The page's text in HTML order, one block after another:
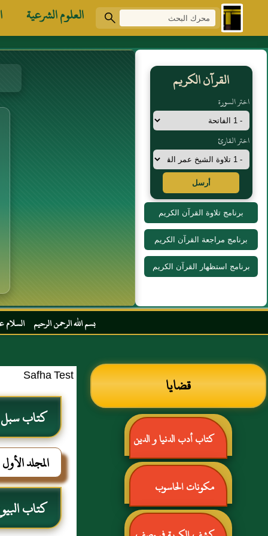
العلوم الشرعية
القرآن الكريم
اختر السورة
اختر القارئ
أرسل
برنامج تلاوة القرآن الكريم
برنامج مراجعة القرآن الكريم
برنامج استظهار القرآن الكريم
بسم الله الرحمن الرحيم السلام عليكم و رحمة الله
قضايا
كتاب أدب الدنيا و الدين
للماوردي
مكونات الحاسوب
Safha Test
كتاب سبل
المجلد الأول
كتاب